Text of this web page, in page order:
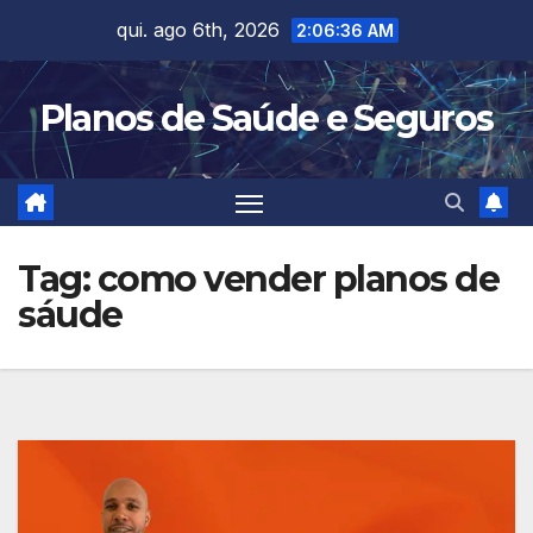
content
qui. ago 6th, 2026 2:06:37 AM
Planos de Saúde e Seguros
Tag:como vender planos de
sáude